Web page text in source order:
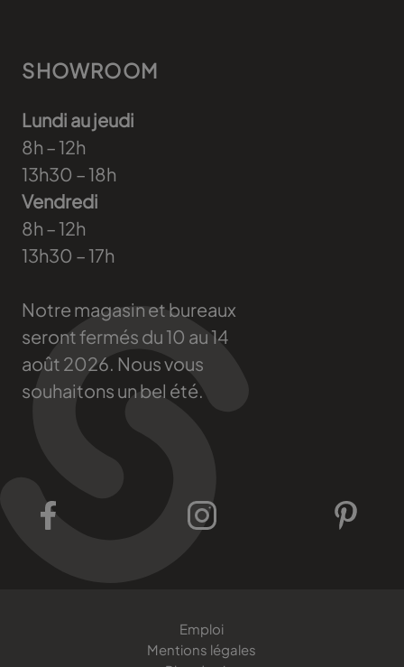
SHOWROOM
Lundi au jeudi
8h – 12h
13h30 – 18h
Vendredi
8h – 12h
13h30 – 17h
Notre magasin et bureaux
seront fermés du 10 au 14
août 2026. Nous vous
souhaitons un bel été.
Emploi
Mentions légales